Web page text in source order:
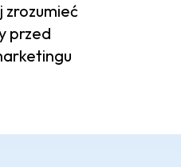
zrozumieć
przed